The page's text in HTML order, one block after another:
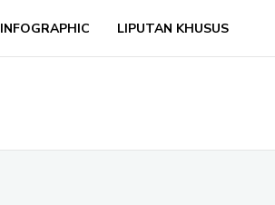
INFOGRAPHIC LIPUTAN KHUSUS